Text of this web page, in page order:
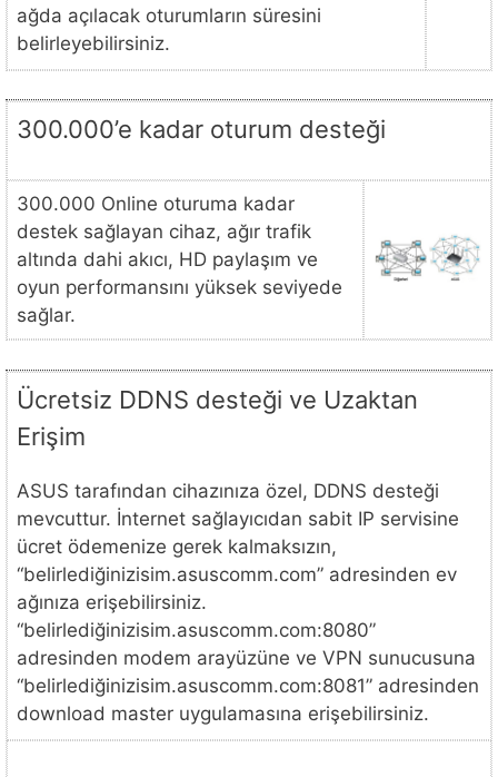
ağda açılacak oturumların süresini
belirleyebilirsiniz.
300.000’e kadar oturum desteği
300.000 Online oturuma kadar
destek sağlayan cihaz, ağır trafik
altında dahi akıcı, HD paylaşım ve
oyun performansını yüksek seviyede
sağlar.
Ücretsiz DDNS desteği ve Uzaktan
Erişim
ASUS tarafından cihazınıza özel, DDNS desteği
mevcuttur. İnternet sağlayıcıdan sabit IP servisine
ücret ödemenize gerek kalmaksızın,
“belirlediğinizisim.asuscomm.com” adresinden ev
ağınıza erişebilirsiniz.
“belirlediğinizisim.asuscomm.com:8080”
adresinden modem arayüzüne ve VPN sunucusuna
“belirlediğinizisim.asuscomm.com:8081” adresinden
download master uygulamasına erişebilirsiniz.